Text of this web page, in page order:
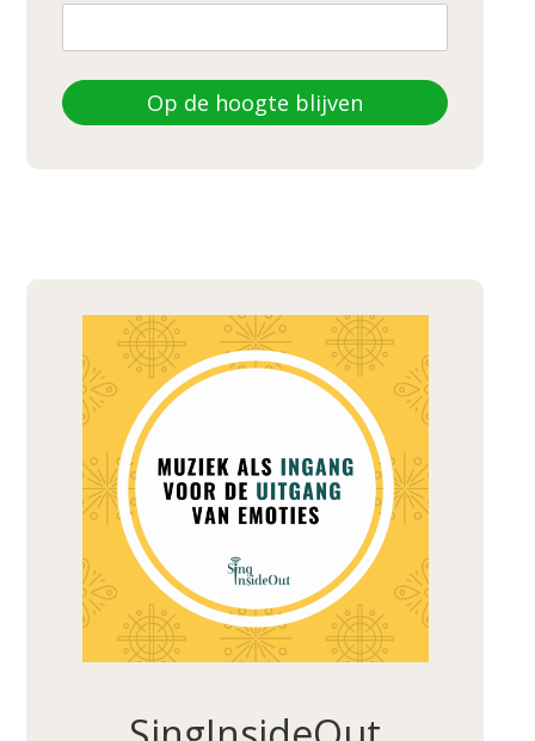
Op de hoogte blijven